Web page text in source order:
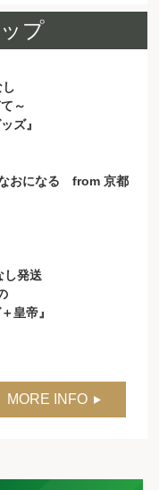
プ
～
ズ』
おになる from 京都
し発送
皇帝』
MORE INFO